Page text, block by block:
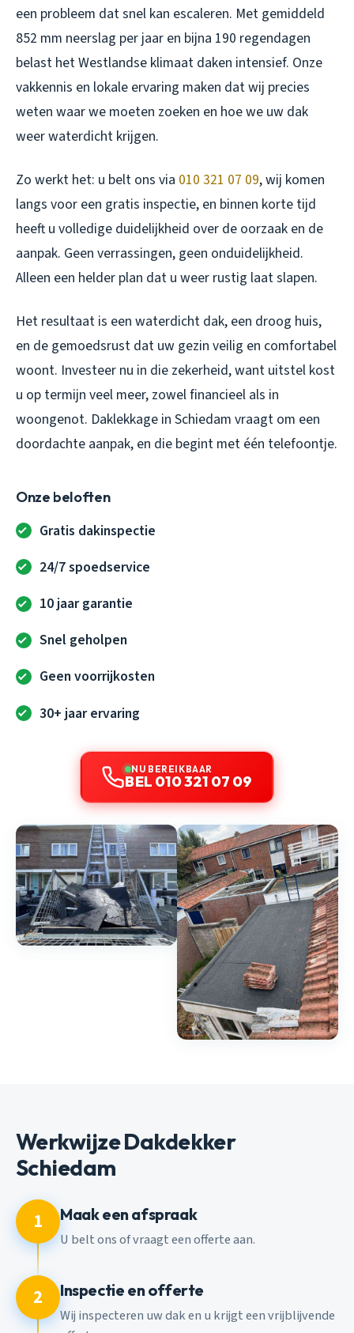
een probleem dat snel kan escaleren. Met gemiddeld
852 mm neerslag per jaar en bijna 190 regendagen
belast het Westlandse klimaat daken intensief. Onze
vakkennis en lokale ervaring maken dat wij precies
weten waar we moeten zoeken en hoe we uw dak
weer waterdicht krijgen.
Zo werkt het: u belt ons via 010 321 07 09, wij komen
langs voor een gratis inspectie, en binnen korte tijd
heeft u volledige duidelijkheid over de oorzaak en de
aanpak. Geen verrassingen, geen onduidelijkheid.
Alleen een helder plan dat u weer rustig laat slapen.
Het resultaat is een waterdicht dak, een droog huis,
en de gemoedsrust dat uw gezin veilig en comfortabel
woont. Investeer nu in die zekerheid, want uitstel kost
u op termijn veel meer, zowel financieel als in
woongenot. Daklekkage in Schiedam vraagt om een
doordachte aanpak, en die begint met één telefoontje.
Onze beloften
Gratis dakinspectie
24/7 spoedservice
10 jaar garantie
Snel geholpen
Geen voorrijkosten
30+ jaar ervaring
NU BEREIKBAAR
BEL 010 321 07 09
Werkwijze Dakdekker
Schiedam
1 Maak een afspraak
U belt ons of vraagt een offerte aan.
2 Inspectie en offerte
Wij inspecteren uw dak en u krijgt een vrijblijvende